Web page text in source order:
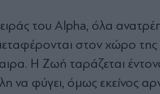
του Alpha, όλα
στον χώρο
Η Ζωή ταράζεται
να φύγει, όμως εκείνος